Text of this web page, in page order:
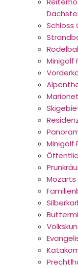
Schloss
Minigolf
Minigolf
Mozarts